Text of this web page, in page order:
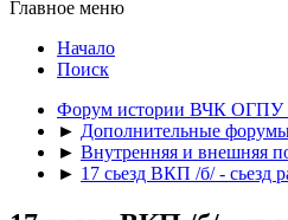
Главное меню
Начало
Поиск
Форум истории ВЧК
► Дополнительные
► Внутренняя и внешняя
► 17 сьезд ВКП /б/ - сьезд